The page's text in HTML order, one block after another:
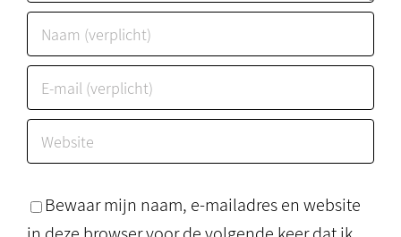
Bewaar mijn naam, e-mailadres en website